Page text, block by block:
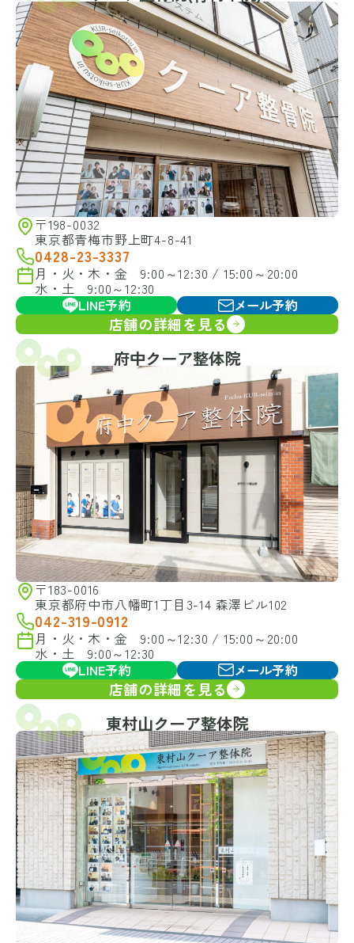
〒198-0032
東京都青梅市野上町4-8-41
0428-23-3337
月・火・木・金 9:00～12:30 / 15:00～20:00
水・土 9:00～12:30
LINE予約
メール予約
店舗の詳細を見る
府中クーア整体院
〒183-0016
東京都府中市八幡町1丁目3-14 森澤ビル102
042-319-0912
月・火・木・金 9:00～12:30 / 15:00～20:00
水・土 9:00～12:30
LINE予約
メール予約
店舗の詳細を見る
東村山クーア整体院